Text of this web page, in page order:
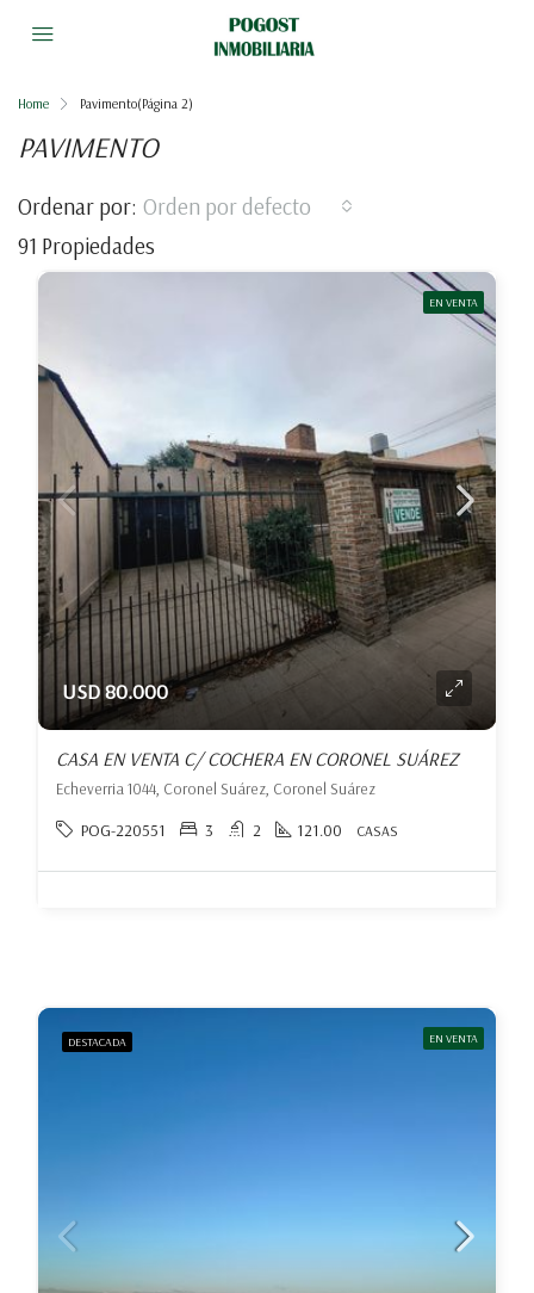
Home Pavimento(Página 2)
PAVIMENTO
91 Propiedades
Ordenar por: Orden por defecto
EN VENTA
USD 80.000
CASA EN VENTA C/ COCHERA EN CORONEL SUÁREZ
Echeverria 1044, Coronel Suárez, Coronel Suárez
POG-220551 3 2 121.00 CASAS
DESTACADA EN VENTA